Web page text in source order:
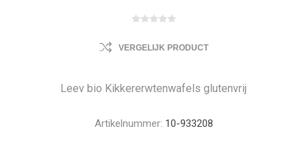
VERGELIJK PRODUCT
Leev bio Kikkererwtenwafels glutenvrij
Artikelnummer: 10-933208